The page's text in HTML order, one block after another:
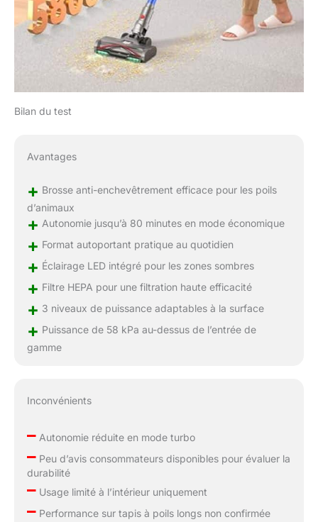
Bilan du test
Avantages
+ Brosse anti-enchevêtrement efficace pour les poils
d’animaux
+ Autonomie jusqu’à 80 minutes en mode économique
+ Format autoportant pratique au quotidien
+ Éclairage LED intégré pour les zones sombres
+ Filtre HEPA pour une filtration haute efficacité
+ 3 niveaux de puissance adaptables à la surface
+ Puissance de 58 kPa au-dessus de l’entrée de
gamme
Inconvénients
–Autonomie réduite en mode turbo
–Peu d’avis consommateurs disponibles pour évaluer la
durabilité
–Usage limité à l’intérieur uniquement
–Performance sur tapis à poils longs non confirmée